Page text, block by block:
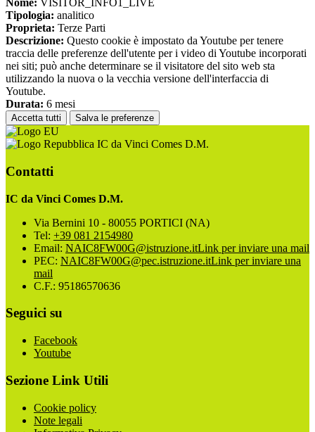
Nome: VISITOR_INFO1_LIVE
Tipologia: analitico
Proprieta: Terze Parti
Descrizione: Questo cookie è impostato da Youtube per tenere
traccia delle preferenze dell'utente per i video di Youtube incorporati
nei siti; può anche determinare se il visitatore del sito web sta
utilizzando la nuova o la vecchia versione dell'interfaccia di
Youtube.
Durata: 6 mesi
Accetta tutti Salva le preferenze
IC da Vinci Comes D.M.
Contatti
IC da Vinci Comes D.M.
Via Bernini 10 - 80055 PORTICI (NA)
Tel: +39 081 2154980
Email: NAIC8FW00G@istruzione.itLink per inviare una mail
PEC: NAIC8FW00G@pec.istruzione.itLink per inviare una
mail
C.F.: 95186570636
Seguici su
Facebook
Youtube
Sezione Link Utili
Cookie policy
Note legali